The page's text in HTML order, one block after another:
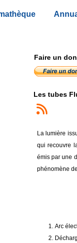
Faire un
Les tubes
La lumière
qui recouvre
émis par une
phénomène
Arc